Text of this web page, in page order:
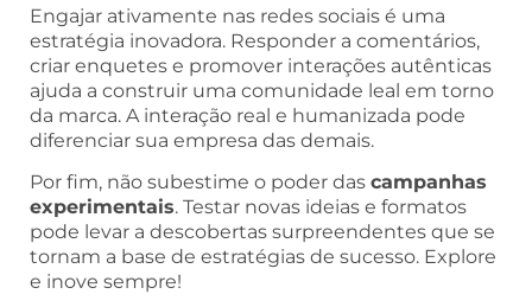
Engajar ativamente nas redes sociais é uma
estratégia inovadora. Responder a comentários,
criar enquetes e promover interações autênticas
ajuda a construir uma comunidade leal em torno
da marca. A interação real e humanizada pode
diferenciar sua empresa das demais.
Por fim, não subestime o poder das campanhas
experimentais. Testar novas ideias e formatos
pode levar a descobertas surpreendentes que se
tornam a base de estratégias de sucesso. Explore
e inove sempre!